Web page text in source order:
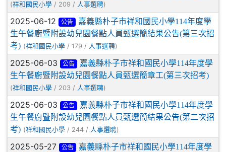
(祥和國民小學 / 209 / 人事選聘)
2025-06-12 公告
嘉義縣朴子市祥和國民小學114年度學
生午餐廚暨附設幼兒園餐點人員甄選簡結果公告(第三次招
考) (祥和國民小學 / 179 / 人事選聘)
2025-06-03 公告
嘉義縣朴子市祥和國民小學114年度學
生午餐廚暨附設幼兒園餐點人員甄選簡章工(第三次招考)
(祥和國民小學 / 203 / 人事選聘)
2025-06-03 公告
嘉義縣朴子市祥和國民小學114年度學
生午餐廚暨附設幼兒園餐點人員甄選簡結果公告(第二次招
考) (祥和國民小學 / 244 / 人事選聘)
2025-05-27 公告
嘉義縣朴子市祥和國民小學114年度學